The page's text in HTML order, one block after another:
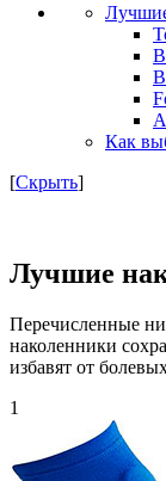
Как
[Скрыть]
Лучшие
Перечисленные
наколенники
избавят от
1